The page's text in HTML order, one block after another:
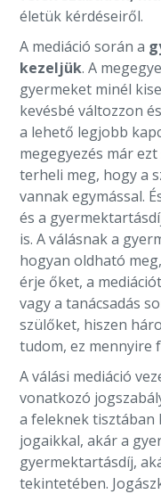
életük kérdéseiről.
A mediáció során a
kezeljük. A
gyermeket minél
kevésbé változzon
a lehető legjobb
megegyezés már
terheli meg, hogy a
vannak egymással.
és a
is. A válásnak a
hogyan oldható
érje őket, a
vagy a tanácsadás
szülőket, hiszen
tudom, ez mennyire
A válási mediáció
vonatkozó
a feleknek tisztában
jogaikkal, akár a
gyermektartásdíj,
tekintetében.